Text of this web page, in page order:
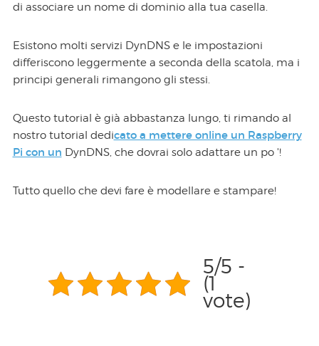
di associare un nome di dominio alla tua casella.
Esistono molti servizi DynDNS e le impostazioni
differiscono leggermente a seconda della scatola, ma i
principi generali rimangono gli stessi.
Questo tutorial è già abbastanza lungo, ti rimando al
nostro tutorial dedicato a mettere online un Raspberry
Pi con un DynDNS, che dovrai solo adattare un po '!
Tutto quello che devi fare è modellare e stampare!
5/5 -
(1
vote)